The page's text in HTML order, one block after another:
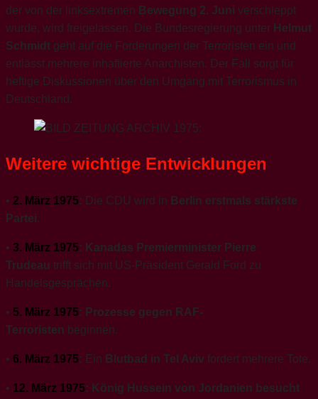
der von der linksextremen Bewegung 2. Juni verschleppt
wurde, wird freigelassen. Die Bundesregierung unter Helmut
Schmidt geht auf die Forderungen der Terroristen ein und
entlässt mehrere inhaftierte Anarchisten. Der Fall sorgt für
heftige Diskussionen über den Umgang mit Terrorismus in
Deutschland.
Weitere wichtige Entwicklungen
• 2. März 1975: Die CDU wird in Berlin erstmals stärkste
Partei.
• 3. März 1975: Kanadas Premierminister Pierre
Trudeau trifft sich mit US-Präsident Gerald Ford zu
Handelsgesprächen.
• 5. März 1975: Prozesse gegen RAF-
Terroristen beginnen.
• 6. März 1975: Ein Blutbad in Tel Aviv fordert mehrere Tote.
• 12. März 1975: König Hussein von Jordanien besucht